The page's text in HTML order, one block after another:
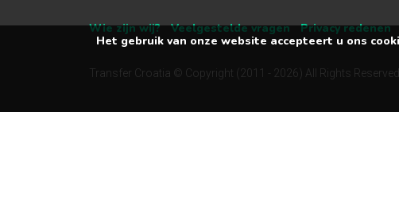
Wie zijn wij? Veelgestelde vragen Privacy redenen
Transfer Croatia © Copyright (2011 - 2026) All Rights Reserved
Het gebruik van onze website accepteert u ons